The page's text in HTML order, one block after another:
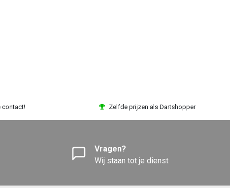
contact! Zelfde prijzen als Dartshopper
Vragen?
Wij staan tot je dienst